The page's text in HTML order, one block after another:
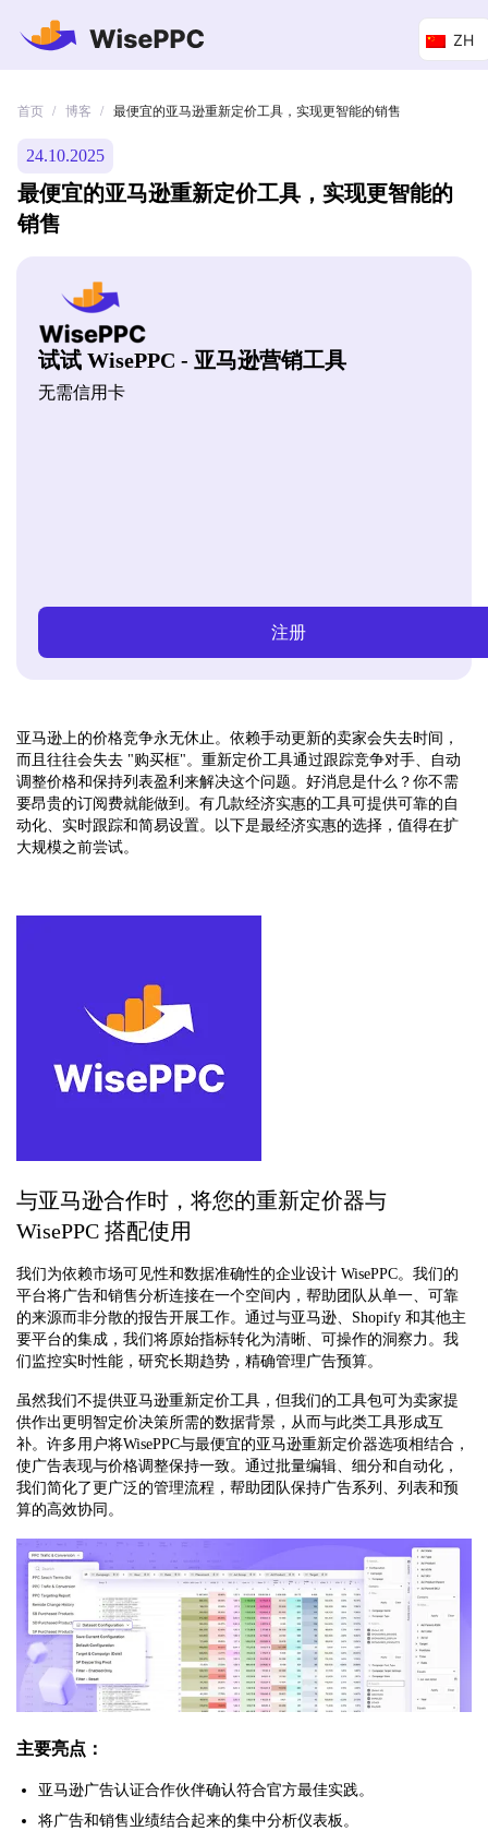
ZH
首页 / 博客 / 最便宜的亚马逊重新定价工具，实现更智能的销售
24.10.2025
最便宜的亚马逊重新定价工具，实现更智能的
销售
试试 WisePPC - 亚马逊营销工具
无需信用卡
注册
亚马逊上的价格竞争永无休止。依赖手动更新的卖家会失去时间，
而且往往会失去 "购买框"。重新定价工具通过跟踪竞争对手、自动
调整价格和保持列表盈利来解决这个问题。好消息是什么？你不需
要昂贵的订阅费就能做到。有几款经济实惠的工具可提供可靠的自
动化、实时跟踪和简易设置。以下是最经济实惠的选择，值得在扩
大规模之前尝试。
与亚马逊合作时，将您的重新定价器与
WisePPC 搭配使用
我们为依赖市场可见性和数据准确性的企业设计 WisePPC。我们的
平台将广告和销售分析连接在一个空间内，帮助团队从单一、可靠
的来源而非分散的报告开展工作。通过与亚马逊、Shopify 和其他主
要平台的集成，我们将原始指标转化为清晰、可操作的洞察力。我
们监控实时性能，研究长期趋势，精确管理广告预算。
虽然我们不提供亚马逊重新定价工具，但我们的工具包可为卖家提
供作出更明智定价决策所需的数据背景，从而与此类工具形成互
补。许多用户将WisePPC与最便宜的亚马逊重新定价器选项相结合，
使广告表现与价格调整保持一致。通过批量编辑、细分和自动化，
我们简化了更广泛的管理流程，帮助团队保持广告系列、列表和预
算的高效协同。
主要亮点：
亚马逊广告认证合作伙伴确认符合官方最佳实践。
将广告和销售业绩结合起来的集中分析仪表板。